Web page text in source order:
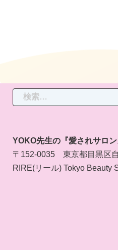
索:
YOKO先生の『愛されサロン
〒152-0035 東京都目黒区
RIRE(リール) Tokyo Beauty